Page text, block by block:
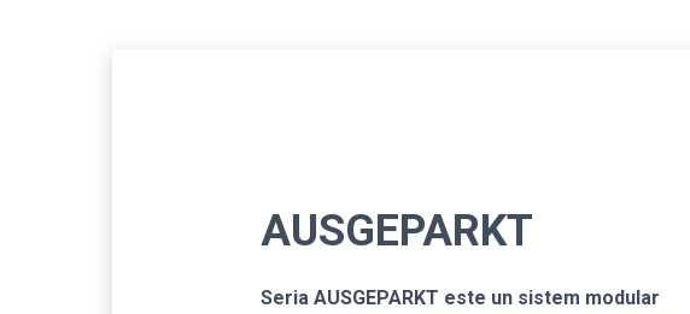
AUSGEPARKT
Seria AUSGEPARKT este un sistem modular